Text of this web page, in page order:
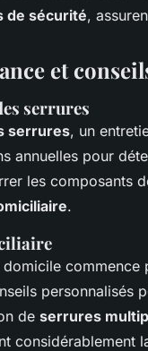
de sécurité,
et
serrures
serrures, un
annuelles pour
les composants
.
personnalisés
de serrures
considérablement